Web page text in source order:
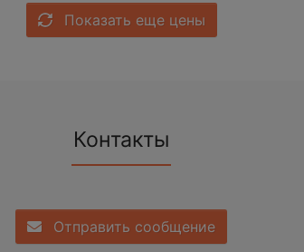
Показать еще цены
Контакты
Отправить сообщение